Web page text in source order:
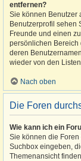
entfernen?
Sie können Benutzer
Benutzerprofil sehen
Freunde und einen
persönlichen Bereich
deren
wieder von den
Nach oben
Die Foren
Wie kann ich ein
Sie können die
Suchbox eingeben,
Themenansicht